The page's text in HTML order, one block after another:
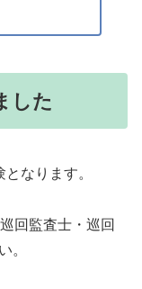
した
なります。
回監査士・巡回
。